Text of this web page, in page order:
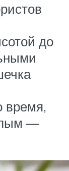
до
время,
—